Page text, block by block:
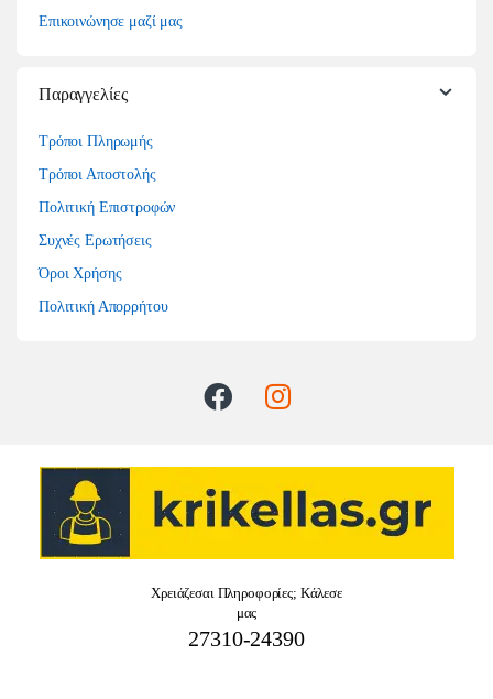
Επικοινώνησε μαζί μας
Παραγγελίες
Τρόποι Πληρωμής
Τρόποι Αποστολής
Πολιτική Επιστροφών
Συχνές Ερωτήσεις
Όροι Χρήσης
Πολιτική Απορρήτου
Χρειάζεσαι Πληροφορίες; Κάλεσε
μας
27310-24390